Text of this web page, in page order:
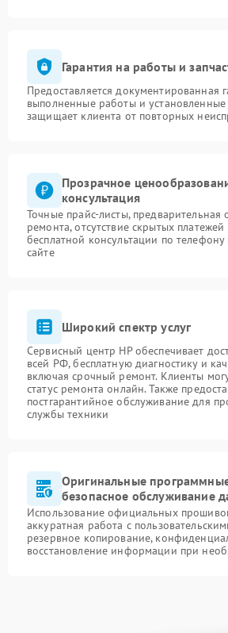
Гарантия на работы и
Предоставляется документированная
выполненные работы и установленные
защищает клиента от повторных
Прозрачное
консультация
Точные прайс-листы, предварительная
ремонта, отсутствие скрытых
бесплатной консультации по
сайте
Широкий спектр услуг
Сервисный центр HP обеспечивает
всей РФ, бесплатную диагностику и
включая срочный ремонт. Клиенты
статус ремонта онлайн. Также
постгарантийное обслуживание для
службы техники
Оригинальные
безопасное обслуживание
Использование официальных
аккуратная работа с
резервное копирование,
восстановление информации при